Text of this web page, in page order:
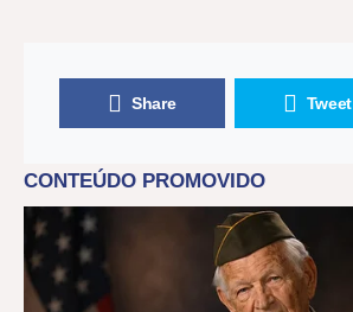
Share Tweet